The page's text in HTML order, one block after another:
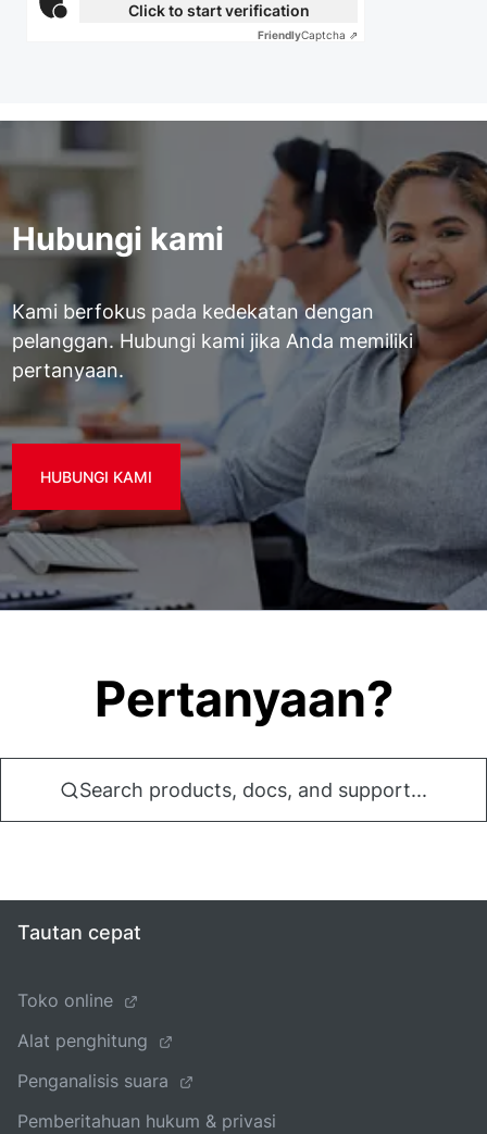
Click to start verification
FriendlyCaptcha ⇗
Hubungi kami
Kami berfokus pada kedekatan dengan
pelanggan. Hubungi kami jika Anda memiliki
pertanyaan.
HUBUNGI KAMI
Pertanyaan?
Search products, docs, and support...
Tautan cepat
Toko online
Alat penghitung
Penganalisis suara
Pemberitahuan hukum & privasi